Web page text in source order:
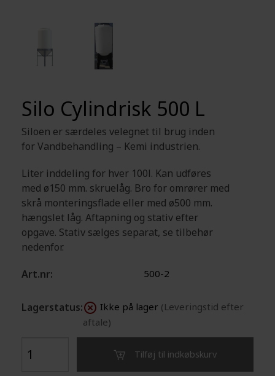
Silo Cylindrisk 500 L
Siloen er særdeles velegnet til brug inden
for Vandbehandling – Kemi industrien.
Liter inddeling for hver 100l. Kan udføres
med ø150 mm. skruelåg. Bro for omrører med
skrå monteringsflade eller med ø500 mm.
hængslet låg. Aftapning og stativ efter
opgave. Stativ sælges separat, se tilbehør
nedenfor.
Art.nr:
500-2
Lagerstatus: Ikke på lager (Leveringstid efter
aftale)
Tilføj til indkøbskurv